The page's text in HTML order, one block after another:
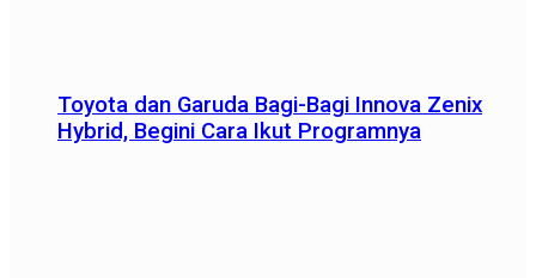
Toyota dan Garuda Bagi-Bagi Innova Zenix
Hybrid, Begini Cara Ikut Programnya